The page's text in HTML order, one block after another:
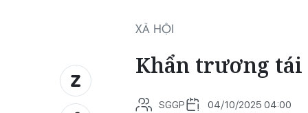
XÃ HỘI
Khẩn trương
SGGP 04/10/2025 04:00